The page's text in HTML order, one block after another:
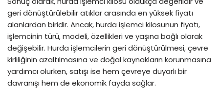
geri dönüştürülebilir atıklar arasında en yüksek fiyatı
alanlardan biridir. Ancak, hurda işlemci kilosunun fiyatı,
işlemcinin türü, modeli, özellikleri ve yaşına bağlı olarak
değişebilir. Hurda işlemcilerin geri dönüştürülmesi, çevre
kirliliğinin azaltılmasına ve doğal kaynakların korunmasına
yardımcı olurken, satışı ise hem çevreye duyarlı bir
davranışı hem de ekonomik fayda sağlar.